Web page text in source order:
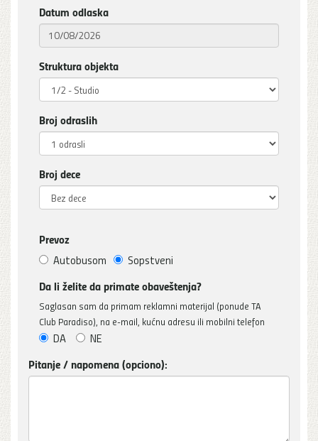
Datum odlaska
Struktura objekta
Broj odraslih
Broj dece
Prevoz
Autobusom Sopstveni
Da li želite da primate obaveštenja?
Saglasan sam da primam reklamni materijal (ponude TA
Club Paradiso), na e-mail, kućnu adresu ili mobilni telefon
DA NE
Pitanje / napomena (opciono):